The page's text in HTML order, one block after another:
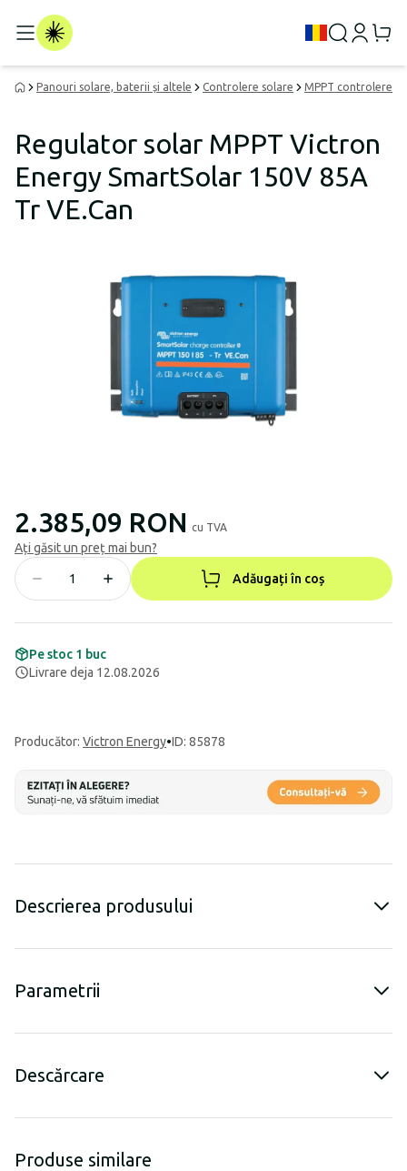
Panouri solare, baterii și altele Controlere solare MPPT controlere
Regulator solar MPPT Victron
Energy SmartSolar 150V 85A
Tr VE.Can
2.385,09 RON cu TVA
Ați găsit un preț mai bun?
Adăugați în coș
Pe stoc 1 buc
Livrare deja 12.08.2026
Producător: Victron Energy•ID: 85878
Descrierea produsului
Parametrii
Descărcare
Produse similare